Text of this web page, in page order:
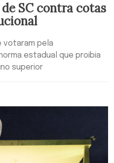
SC contra cotas
votaram pela
estadual que proibia
superior